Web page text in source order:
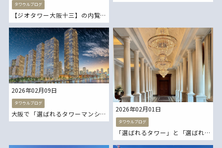
タワウルブログ
【ジオタワー大阪十三】の内覧
会に行って参りまし
阪急阪神不動産 新築タワーマ
ンション 大阪タワーマンショ
ン
年。タワーマンションは本当に
大阪タワーマンション 東京タ
ワーマンション 新築タワーマ
ンション
2026年02月09日
タワウルブログ
大阪で「選ばれるタワーマンシ
ョン」が集まるエリアはどこか
2026年02月01日
タワウルブログ
「選ばれるタワー」と「選ばれ
ないタワー」の決定的な違い